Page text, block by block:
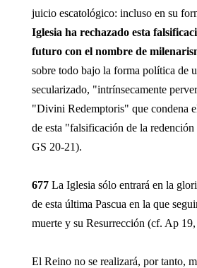
juicio escatológico: incluso en su
Iglesia ha rechazado esta
futuro con el nombre de
sobre todo bajo la forma política de
secularizado, "intrínsecamente
"Divini Redemptoris" que condena
de esta "falsificación de la
GS 20-21).
677La Iglesia sólo entrará en la
de esta última Pascua en la que
muerte y su Resurrección (cf. Ap
El Reino no se realizará, por tanto,